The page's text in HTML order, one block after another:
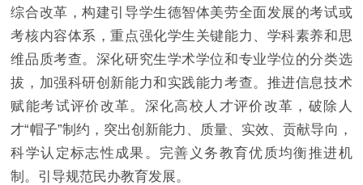
综合改革，构建引导学生德智体美劳全面发展的考试或
考核内容体系，重点强化学生关键能力、学科素养和思
维品质考查。深化研究生学术学位和专业学位的分类选
拔，加强科研创新能力和实践能力考查。推进信息技术
赋能考试评价改革。深化高校人才评价改革，破除人
才“帽子”制约，突出创新能力、质量、实效、贡献导向，
科学认定标志性成果。完善义务教育优质均衡推进机
制。引导规范民办教育发展。